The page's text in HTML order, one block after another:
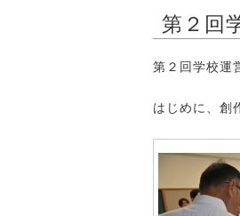
第２回
第２回学校運
はじめに、創